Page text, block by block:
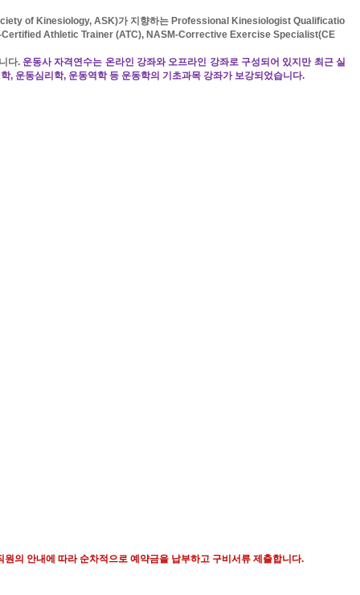
of Kinesiology, ASK)가 지향하는 Professional Kinesiologist Qualificatio
Athletic Trainer (ATC), NASM-Corrective Exercise Specialist(CE
다. 운동사 자격연수는 온라인 강좌와 오프라인 강좌로 구성되어 있지만 최근실
, 운동심리학, 운동역학 등 운동학의 기초과목 강좌가 보강되었습니다.
의 안내에 따라 순차적으로 예약금을 납부하고 구비서류 제출합니다.